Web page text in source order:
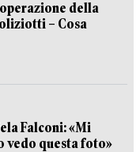
della
– Cosa
Falconi: «Mi
vedo questa foto»